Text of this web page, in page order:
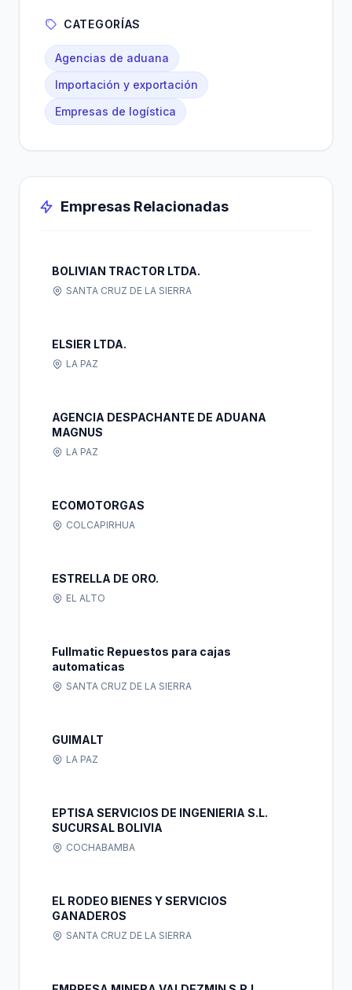
CATEGORÍAS
Agencias de aduana
Importación y exportación
Empresas de logística
Empresas Relacionadas
BOLIVIAN TRACTOR LTDA.
SANTA CRUZ DE LA SIERRA
ELSIER LTDA.
LA PAZ
AGENCIA DESPACHANTE DE ADUANA
MAGNUS
LA PAZ
ECOMOTORGAS
COLCAPIRHUA
ESTRELLA DE ORO.
EL ALTO
Fullmatic Repuestos para cajas
automaticas
SANTA CRUZ DE LA SIERRA
GUIMALT
LA PAZ
EPTISA SERVICIOS DE INGENIERIA S.L.
SUCURSAL BOLIVIA
COCHABAMBA
EL RODEO BIENES Y SERVICIOS
GANADEROS
SANTA CRUZ DE LA SIERRA